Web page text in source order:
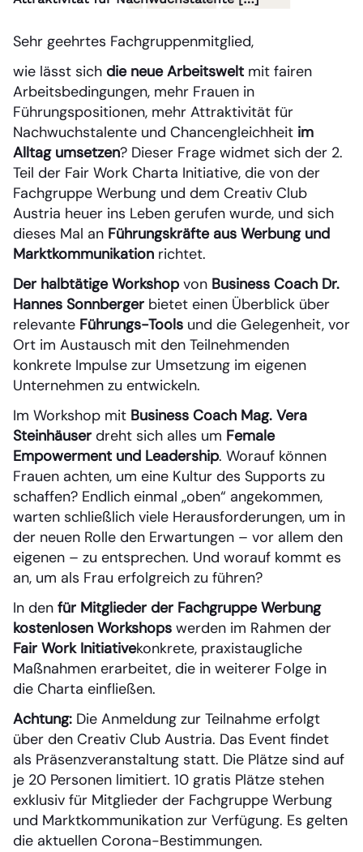
Sehr geehrtes Fachgruppenmitglied,
wie lässt sich die neue Arbeitswelt mit fairen
Arbeitsbedingungen, mehr Frauen in
Führungspositionen, mehr Attraktivität für
Nachwuchstalente und Chancengleichheit im
Alltag umsetzen? Dieser Frage widmet sich der 2.
Teil der Fair Work Charta Initiative, die von der
Fachgruppe Werbung und dem Creativ Club
Austria heuer ins Leben gerufen wurde, und sich
dieses Mal an Führungskräfte aus Werbung und
Marktkommunikation richtet.
Der halbtätige Workshopvon Business Coach Dr.
Hannes Sonnberger bietet einen Überblick über
relevante Führungs-Tools und die Gelegenheit, vor
Ort im Austausch mit den Teilnehmenden
konkrete Impulse zur Umsetzung im eigenen
Unternehmen zu entwickeln.
Im Workshop mit Business Coach Mag. Vera
Steinhäuser dreht sich alles um Female
Empowerment und Leadership. Worauf können
Frauen achten, um eine Kultur des Supports zu
schaffen? Endlich einmal „oben“ angekommen,
warten schließlich viele Herausforderungen, um in
der neuen Rolle den Erwartungen – vor allem den
eigenen – zu entsprechen. Und worauf kommt es
an, um als Frau erfolgreich zu führen?
In den für Mitglieder der Fachgruppe Werbung
kostenlosen Workshops werden im Rahmen der
Fair Work Initiativekonkrete, praxistaugliche
Maßnahmen erarbeitet, die in weiterer Folge in
die Charta einfließen.
Achtung: Die Anmeldung zur Teilnahme erfolgt
über den Creativ Club Austria. Das Event findet
als Präsenzveranstaltung statt. Die Plätze sind auf
je 20 Personen limitiert. 10 gratis Plätze stehen
exklusiv für Mitglieder der Fachgruppe Werbung
und Marktkommunikation zur Verfügung. Es gelten
die aktuellen Corona-Bestimmungen.